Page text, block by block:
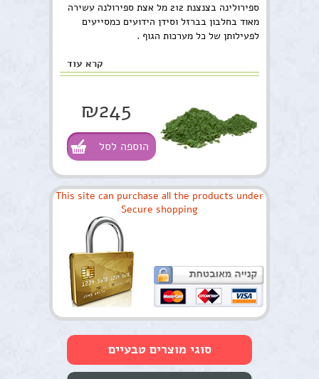
ספירולינה בצנצנת 212 מל אצת ספירולנה עשירה
מאוד בחלבון בברזל וסידן הידועים כמסייעים
לפעילותן של כל מערכות הגוף .
קרא עוד
₪245
הוספה לסל
This site can purchase all the products under
Secure shopping
סוגי מוצרים טבעיים